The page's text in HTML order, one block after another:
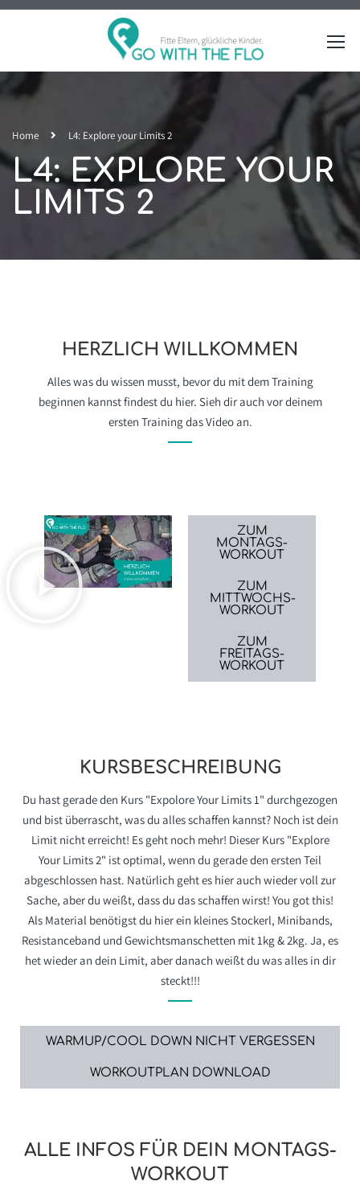
Home L4: Explore your Limits 2
L4: EXPLORE YOUR
LIMITS 2
HERZLICH WILLKOMMEN
Alles was du wissen musst, bevor du mit dem Training
beginnen kannst findest du hier. Sieh dir auch vor deinem
ersten Training das Video an.
ZUM
MONTAGS-
WORKOUT
ZUM
MITTWOCHS-
WORKOUT
ZUM
FREITAGS-
WORKOUT
KURSBESCHREIBUNG
Du hast gerade den Kurs "Expolore Your Limits 1" durchgezogen
und bist überrascht, was du alles schaffen kannst? Noch ist dein
Limit nicht erreicht! Es geht noch mehr! Dieser Kurs "Explore
Your Limits 2" ist optimal, wenn du gerade den ersten Teil
abgeschlossen hast. Natürlich geht es hier auch wieder voll zur
Sache, aber du weißt, dass du das schaffen wirst! You got this!
Als Material benötigst du hier ein kleines Stockerl, Minibands,
Resistanceband und Gewichtsmanschetten mit 1kg & 2kg. Ja, es
het wieder an dein Limit, aber danach weißt du was alles in dir
steckt!!!
WARMUP/COOL DOWN NICHT VERGESSEN
WORKOUTPLAN DOWNLOAD
ALLE INFOS FÜR DEIN MONTAGS-
WORKOUT